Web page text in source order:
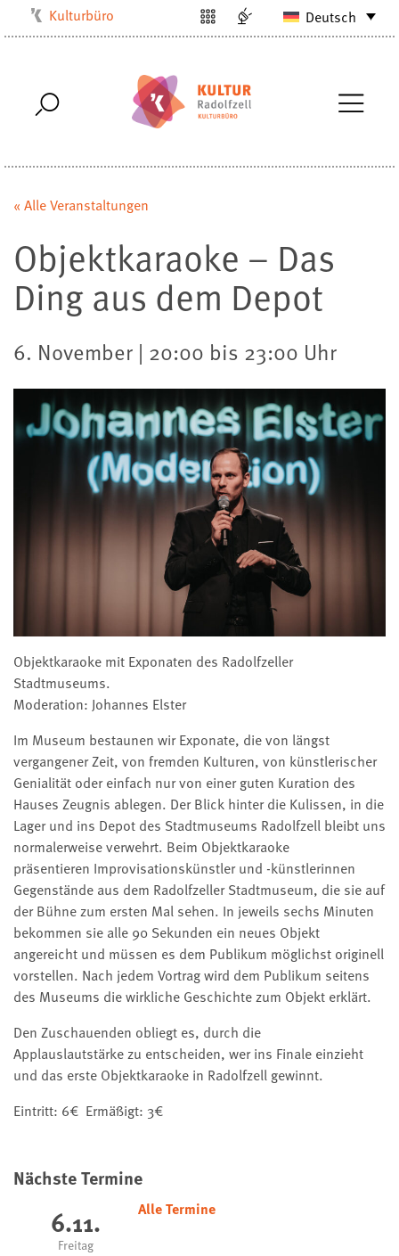
Kulturbüro
Stadtarchiv
Stadtbibliothek
Villa Bosch
Deutsch
« Alle Veranstaltungen
Objektkaraoke – Das
Ding aus dem Depot
6. November | 20:00 bis 23:00 Uhr
Objektkaraoke mit Exponaten des Radolfzeller
Stadtmuseums.
Moderation: Johannes Elster
Im Museum bestaunen wir Exponate, die von längst
vergangener Zeit, von fremden Kulturen, von künstlerischer
Genialität oder einfach nur von einer guten Kuration des
Hauses Zeugnis ablegen. Der Blick hinter die Kulissen, in die
Lager und ins Depot des Stadtmuseums Radolfzell bleibt uns
normalerweise verwehrt. Beim Objektkaraoke
präsentieren Improvisationskünstler und -künstlerinnen
Gegenstände aus dem Radolfzeller Stadtmuseum, die sie auf
der Bühne zum ersten Mal sehen. In jeweils sechs Minuten
bekommen sie alle 90 Sekunden ein neues Objekt
angereicht und müssen es dem Publikum möglichst originell
vorstellen. Nach jedem Vortrag wird dem Publikum seitens
des Museums die wirkliche Geschichte zum Objekt erklärt.
Den Zuschauenden obliegt es, durch die
Applauslautstärke zu entscheiden, wer ins Finale einzieht
und das erste Objektkaraoke in Radolfzell gewinnt.
Eintritt: 6€ Ermäßigt: 3€
Nächste Termine
6.11.
Freitag
Alle Termine